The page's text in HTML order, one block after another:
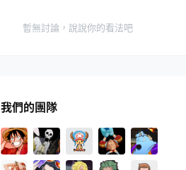
暫無討論，說說你的看法吧
我們的團隊